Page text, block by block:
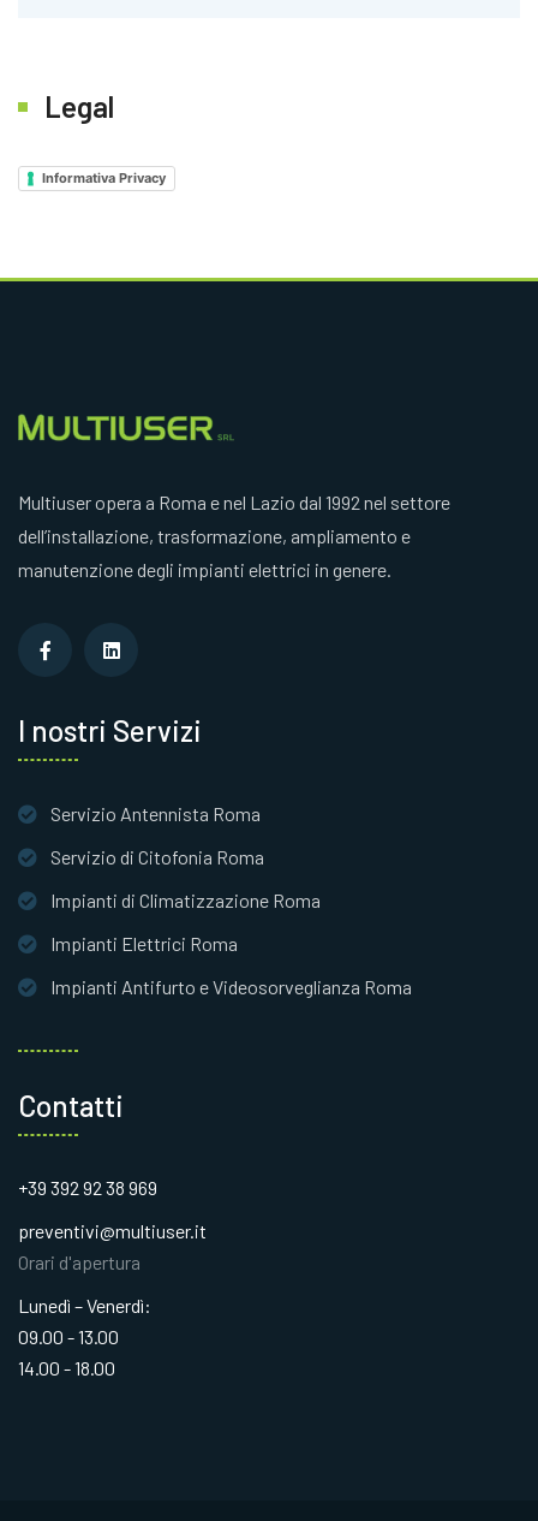
Legal
Informativa Privacy
Multiuser opera a Roma e nel Lazio dal 1992 nel settore
dell’installazione, trasformazione, ampliamento e
manutenzione degli impianti elettrici in genere.
I nostri Servizi
Servizio Antennista Roma
Servizio di Citofonia Roma
Impianti di Climatizzazione Roma
Impianti Elettrici Roma
Impianti Antifurto e Videosorveglianza Roma
Contatti
+39 392 92 38 969
preventivi@multiuser.it
Orari d'apertura
Lunedì – Venerdì:
09.00 - 13.00
14.00 - 18.00